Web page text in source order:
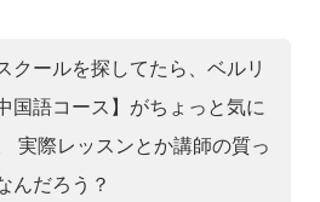
クールを探してたら、ベルリ
国語コース】がちょっと気に
実際レッスンとか講師の質っ
んだろう？